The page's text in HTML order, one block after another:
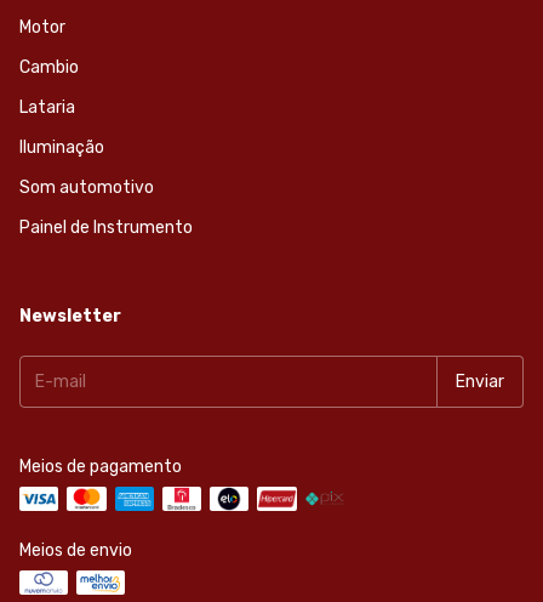
Motor
Cambio
Lataria
Iluminação
Som automotivo
Painel de Instrumento
Newsletter
Meios de pagamento
Meios de envio